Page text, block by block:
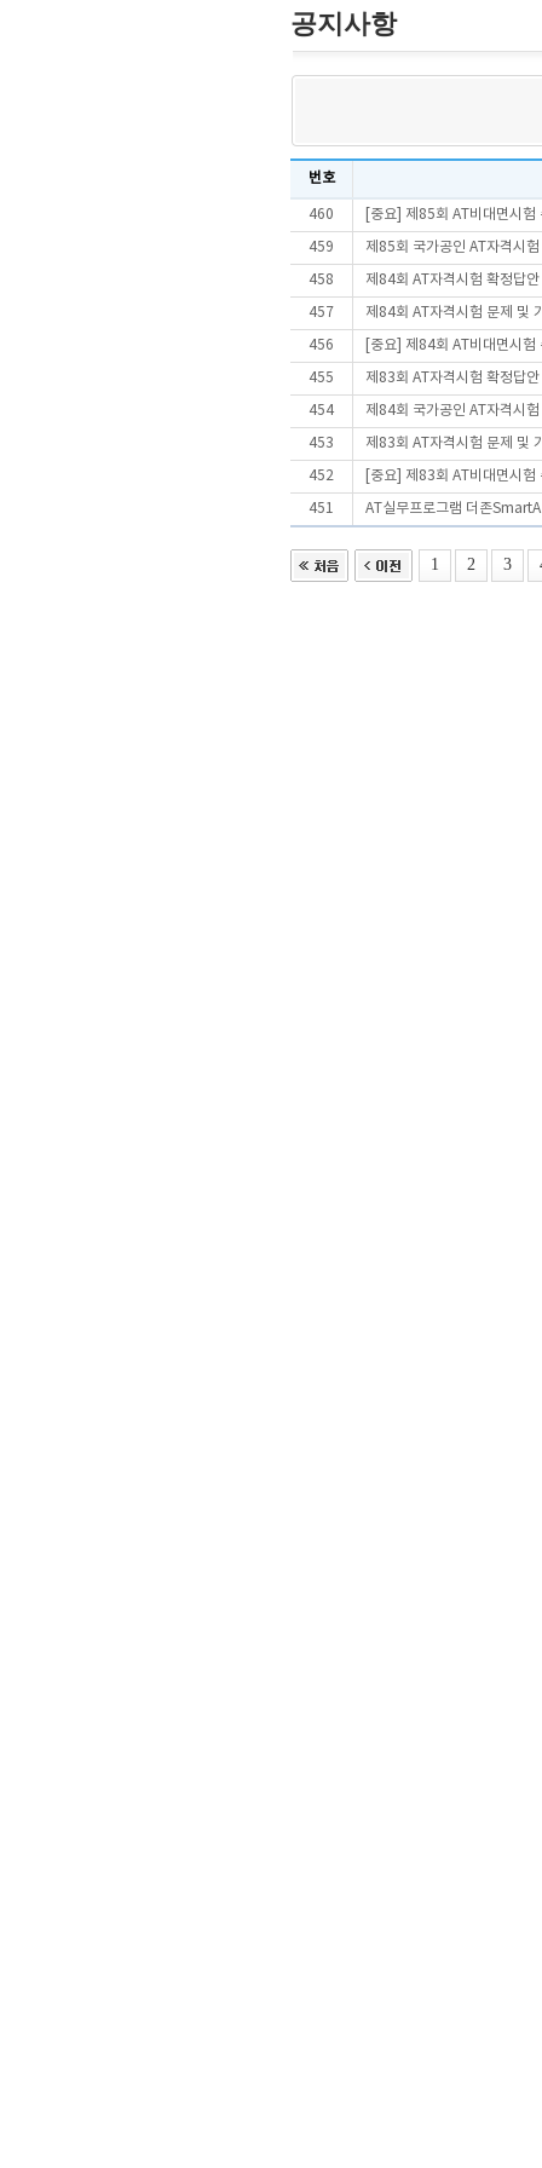
공지사항
번호
460 [중요] 제85회 AT비대면시험
459 제85회 국가공인 AT자격시
458 제84회 AT자격시험 확정답
457 제84회 AT자격시험 문제 및
456 [중요] 제84회 AT비대면시험
455 제83회 AT자격시험 확정답
454 제84회 국가공인 AT자격시
453 제83회 AT자격시험 문제 및
452 [중요] 제83회 AT비대면시험
451 AT실무프로그램 더존
1 2 3